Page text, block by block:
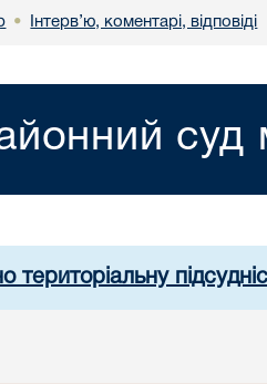
• Інтерв’ю, коментарі, відповіді
територіальну